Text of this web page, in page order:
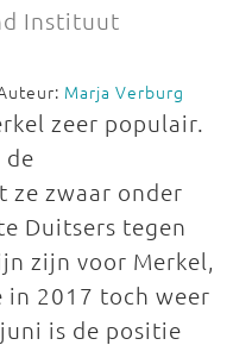
Instituut
Marja Verburg
zeer populair.
de
zwaar onder
Duitsers tegen
zijn voor Merkel,
in 2017 toch weer
is de positie